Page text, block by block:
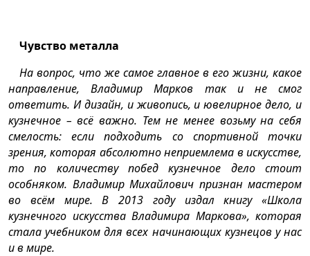
Чувство металла
На вопрос, что же самое главное в его жизни, какое
направление, Владимир Марков так и не смог
ответить. И дизайн, и живопись, и ювелирное дело, и
кузнечное – всё важно. Тем не менее возьму на себя
смелость: если подходить со спортивной точки
зрения, которая абсолютно неприемлема в искусстве,
то по количеству побед кузнечное дело стоит
особняком. Владимир Михайлович признан мастером
во всём мире. В 2013 году издал книгу «Школа
кузнечного искусства Владимира Маркова», которая
стала учебником для всех начинающих кузнецов у нас
и в мире.